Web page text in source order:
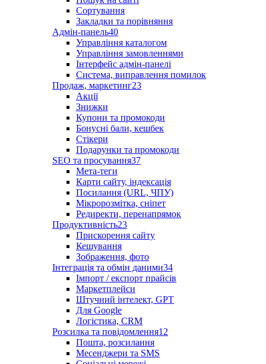
Сортування
Закладки та порівняння
Адмін-панель40
Управління каталогом
Управління замовленнями
Інтерфейс адмін-панелі
Система, виправлення помилок
Продаж, маркетинг23
Акції
Знижки
Купони та промокоди
Бонусні бали, кешбек
Стікери
Подарунки та промокоди
SEO та просування37
Мета-теги
Карти сайту, індексація
Посилання (URL, ЧПУ)
Мікророзмітка, сніпет
Редиректи, перенапрямок
Продуктивність23
Прискорення сайту
Кешування
Зображення, фото
Інтеграція та обмін даними34
Імпорт / експорт прайсів
Маркетплейси
Штучний інтелект, GPT
Для Google
Логістика, CRM
Розсилка та повідомлення12
Пошта, розсилання
Месенджери та SMS